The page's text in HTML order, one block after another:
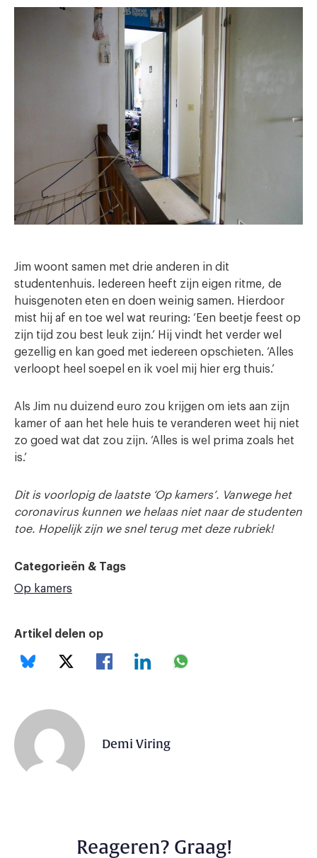
Jim woont samen met drie anderen in dit
studentenhuis. Iedereen heeft zijn eigen ritme, de
huisgenoten eten en doen weinig samen. Hierdoor
mist hij af en toe wel wat reuring: ‘Een beetje feest op
zijn tijd zou best leuk zijn.’ Hij vindt het verder wel
gezellig en kan goed met iedereen opschieten. ‘Alles
verloopt heel soepel en ik voel mij hier erg thuis.’
Als Jim nu duizend euro zou krijgen om iets aan zijn
kamer of aan het hele huis te veranderen weet hij niet
zo goed wat dat zou zijn. ‘Alles is wel prima zoals het
is.’
Dit is voorlopig de laatste ‘Op kamers’. Vanwege het
coronavirus kunnen we helaas niet naar de studenten
toe. Hopelijk zijn we snel terug met deze rubriek!
Categorieën & Tags
Op kamers
Artikel delen op
Demi Viring
Reageren? Graag!